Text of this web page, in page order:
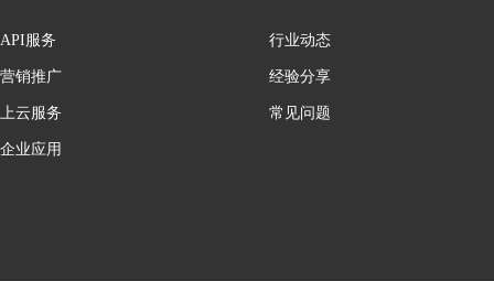
API服务
营销推广
上云服务
企业应用
行业动态
经验分享
常见问题